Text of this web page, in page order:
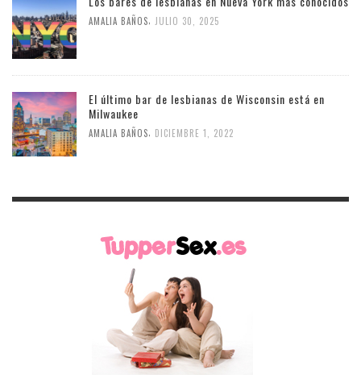
AMALIA BAÑOS JULIO 30, 2025
El último bar de lesbianas de Wisconsin está en
Milwaukee
AMALIA BAÑOS DICIEMBRE 1, 2022